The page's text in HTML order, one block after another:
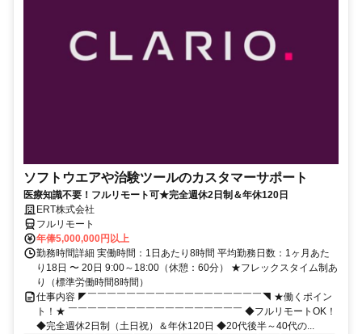
ソフトウエアや治験ツールのカスタマーサポート
医療知識不要！フルリモート可★完全週休2日制＆年休120日
ERT株式会社
フルリモート
年俸5,000,000円以上
勤務時間詳細 実働時間：1日あたり8時間 平均勤務日数：1ヶ月あた
り18日 〜 20日 9:00～18:00（休憩：60分） ★フレックスタイム制あ
り（標準労働時間8時間）
仕事内容 ◤￣￣￣￣￣￣￣￣￣￣￣￣￣￣￣￣￣￣◥ ★働くポイン
ト！★ ￣￣￣￣￣￣￣￣￣￣￣￣￣￣￣￣￣￣ ◆フルリモートOK！
◆完全週休2日制（土日祝）＆年休120日 ◆20代後半～40代の...